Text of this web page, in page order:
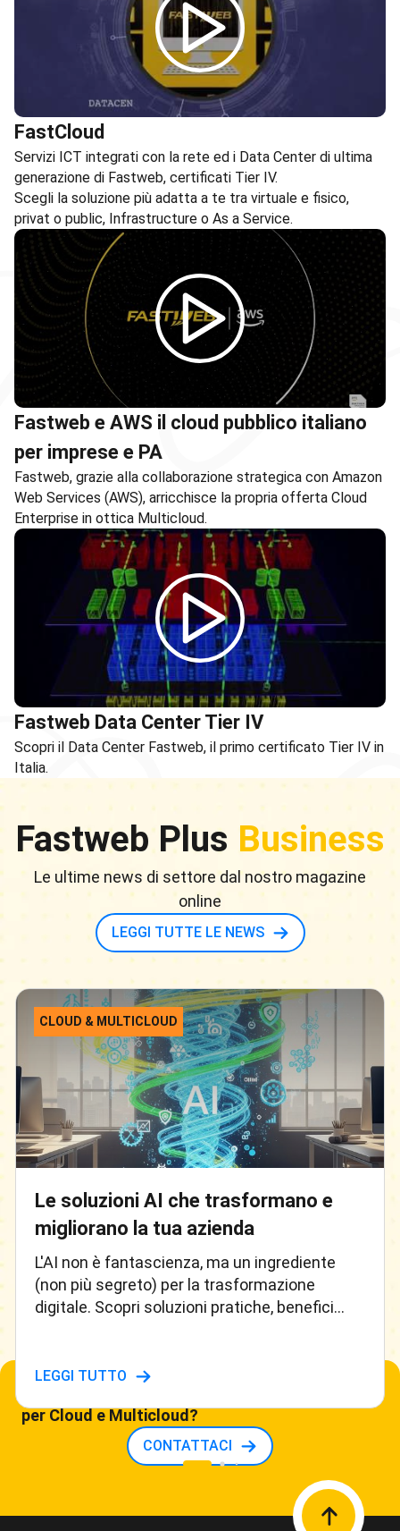
FastCloud
Servizi ICT integrati con la rete ed i Data Center di ultima
generazione di Fastweb, certificati Tier IV.
Scegli la soluzione più adatta a te tra virtuale e fisico,
privat o public, Infrastructure o As a Service.
Fastweb e AWS il cloud pubblico italiano
per imprese e PA
Fastweb, grazie alla collaborazione strategica con Amazon
Web Services (AWS), arricchisce la propria offerta Cloud
Enterprise in ottica Multicloud.
Fastweb Data Center Tier IV
Scopri il Data Center Fastweb, il primo certificato Tier IV in
Italia.
Fastweb Plus Business
Le ultime news di settore dal nostro magazine
online
LEGGI TUTTE LE NEWS
CLOUD & MULTICLOUD
Le soluzioni AI che trasformano e
migliorano la tua azienda
L'AI non è fantascienza, ma un ingrediente
(non più segreto) per la trasformazione
digitale. Scopri soluzioni pratiche, benefici
LEGGI TUTTO
per Cloud e Multicloud?
CONTATTACI